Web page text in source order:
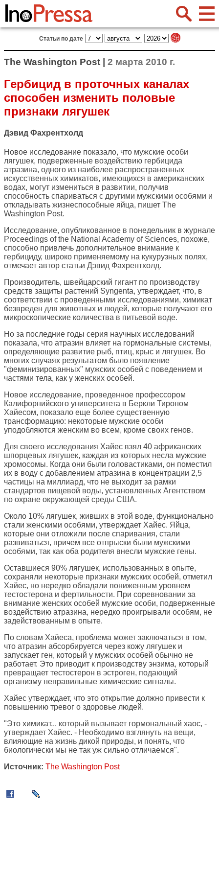
Статьи по дате
The Washington Post | 2 марта 2010 г.
Гербицид в проточных каналах
способен изменить половые
признаки лягушек
Дэвид Фахрентхолд
Новое исследование показало, что мужские особи
лягушек, подверженные воздействию гербицида
атразина, одного из наиболее распространенных
искусственных химикатов, имеющихся в американских
водах, могут измениться в развитии, получив
способность спариваться с другими мужскими особями и
откладывать жизнеспособные яйца, пишет The
Washington Post.
Исследование, опубликованное в понедельник в журнале
Proceedings of the National Academy of Sciences, похоже,
способно привлечь дополнительное внимание к
гербициду, широко применяемому на кукурузных полях,
отмечает автор статьи Дэвид Фахрентхолд.
Производитель, швейцарский гигант по производству
средств защиты растений Syngenta, утверждает, что, в
соответствии с проведенными исследованиями, химикат
безвреден для животных и людей, которые получают его
микроскопические количества в питьевой воде.
Но за последние годы серия научных исследований
показала, что атразин влияет на гормональные системы,
определяющие развитие рыб, птиц, крыс и лягушек. Во
многих случаях результатом было появление
"феминизированных" мужских особей с поведением и
частями тела, как у женских особей.
Новое исследование, проведенное профессором
Калифорнийского университета в Беркли Тироном
Хайесом, показало еще более существенную
трансформацию: некоторые мужские особи
уподобляются женским во всем, кроме своих генов.
Для своего исследования Хайес взял 40 африканских
шпорцевых лягушек, каждая из которых несла мужские
хромосомы. Когда они были головастиками, он поместил
их в воду с добавлением атразина в концентрации 2,5
частицы на миллиард, что не выходит за рамки
стандартов пищевой воды, установленных Агентством
по охране окружающей среды США.
Около 10% лягушек, живших в этой воде, функционально
стали женскими особями, утверждает Хайес. Яйца,
которые они отложили после спаривания, стали
развиваться, причем все отпрыски были мужскими
особями, так как оба родителя внесли мужские гены.
Оставшиеся 90% лягушек, использованных в опыте,
сохраняли некоторые признаки мужских особей, отметил
Хайес, но нередко обладали пониженным уровнем
тестостерона и фертильности. При соревновании за
внимание женских особей мужские особи, подверженные
воздействию атразина, нередко проигрывали особям, не
задействованным в опыте.
По словам Хайеса, проблема может заключаться в том,
что атразин абсорбируется через кожу лягушек и
запускает ген, который у мужских особей обычно не
работает. Это приводит к производству энзима, который
превращает тестостерон в эстроген, подающий
организму неправильные химические сигналы.
Хайес утверждает, что это открытие должно привести к
повышению тревог о здоровье людей.
"Это химикат... который вызывает гормональный хаос, -
утверждает Хайес. - Необходимо взглянуть на вещи,
влияющие на жизнь дикой природы, и понять, что
биологически мы не так уж сильно отличаемся".
Источник: The Washington Post